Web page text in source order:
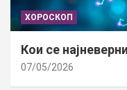
ХОРОСКОП
Кои се
07/05/2026